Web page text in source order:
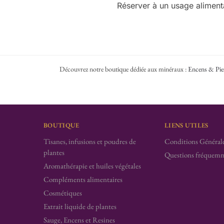
Réserver à un usage
Découvrez notre boutique dédiée aux minéraux :Encens &
BOUTIQUE
Tisanes, infusions et poudres de
plantes
Aromathérapie et huiles végétales
Compléments alimentaires
Cosmétiques
Extrait liquide de plantes
Sauge, Encens et Resines
LIENS UTILES
Conditions
Questions